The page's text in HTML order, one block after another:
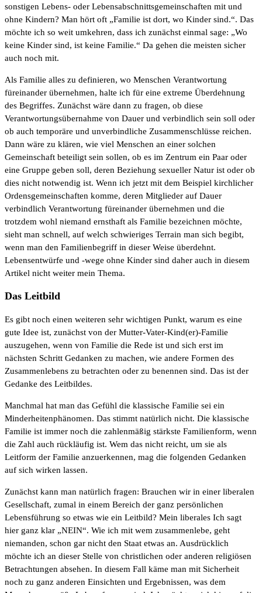
sonstigen Lebens- oder Lebensabschnittsgemeinschaften mit und
ohne Kindern? Man hört oft „Familie ist dort, wo Kinder sind.“. Das
möchte ich so weit umkehren, dass ich zunächst einmal sage: „Wo
keine Kinder sind, ist keine Familie.“ Da gehen die meisten sicher
auch noch mit.
Als Familie alles zu definieren, wo Menschen Verantwortung
füreinander übernehmen, halte ich für eine extreme Überdehnung
des Begriffes. Zunächst wäre dann zu fragen, ob diese
Verantwortungsübernahme von Dauer und verbindlich sein soll oder
ob auch temporäre und unverbindliche Zusammenschlüsse reichen.
Dann wäre zu klären, wie viel Menschen an einer solchen
Gemeinschaft beteiligt sein sollen, ob es im Zentrum ein Paar oder
eine Gruppe geben soll, deren Beziehung sexueller Natur ist oder ob
dies nicht notwendig ist. Wenn ich jetzt mit dem Beispiel kirchlicher
Ordensgemeinschaften komme, deren Mitglieder auf Dauer
verbindlich Verantwortung füreinander übernehmen und die
trotzdem wohl niemand ernsthaft als Familie bezeichnen möchte,
sieht man schnell, auf welch schwieriges Terrain man sich begibt,
wenn man den Familienbegriff in dieser Weise überdehnt.
Lebensentwürfe und -wege ohne Kinder sind daher auch in diesem
Artikel nicht weiter mein Thema.
Das Leitbild
Es gibt noch einen weiteren sehr wichtigen Punkt, warum es eine
gute Idee ist, zunächst von der Mutter-Vater-Kind(er)-Familie
auszugehen, wenn von Familie die Rede ist und sich erst im
nächsten Schritt Gedanken zu machen, wie andere Formen des
Zusammenlebens zu betrachten oder zu benennen sind. Das ist der
Gedanke des Leitbildes.
Manchmal hat man das Gefühl die klassische Familie sei ein
Minderheitenphänomen. Das stimmt natürlich nicht. Die klassische
Familie ist immer noch die zahlenmäßig stärkste Familienform, wenn
die Zahl auch rückläufig ist. Wem das nicht reicht, um sie als
Leitform der Familie anzuerkennen, mag die folgenden Gedanken
auf sich wirken lassen.
Zunächst kann man natürlich fragen: Brauchen wir in einer liberalen
Gesellschaft, zumal in einem Bereich der ganz persönlichen
Lebensführung so etwas wie ein Leitbild? Mein liberales Ich sagt
hier ganz klar „NEIN“. Wie ich mit wem zusammenlebe, geht
niemanden, schon gar nicht den Staat etwas an. Ausdrücklich
möchte ich an dieser Stelle von christlichen oder anderen religiösen
Betrachtungen absehen. In diesem Fall käme man mit Sicherheit
noch zu ganz anderen Einsichten und Ergebnissen, was dem